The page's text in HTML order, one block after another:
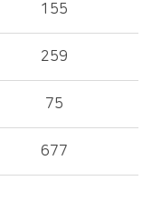
155
259
75
677